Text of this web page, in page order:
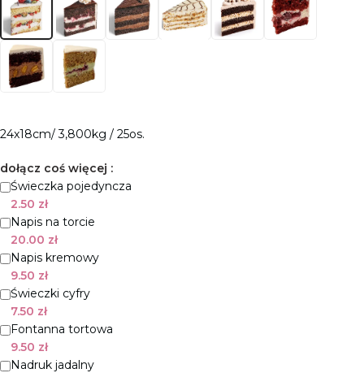
24x18cm/ 3,800kg / 25os.
dołącz coś więcej :
Świeczka pojedyncza
2.50 zł
Napis na torcie
20.00 zł
Napis kremowy
9.50 zł
Świeczki cyfry
7.50 zł
Fontanna tortowa
9.50 zł
Nadruk jadalny